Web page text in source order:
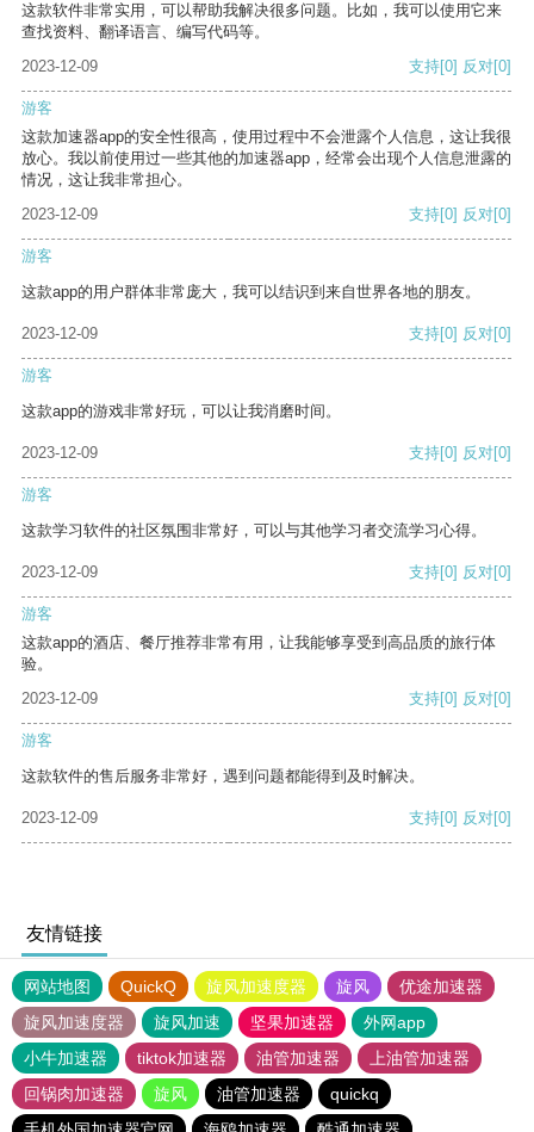
这款软件非常实用，可以帮助我解决很多问题。比如，我可以使用它来
查找资料、翻译语言、编写代码等。
2023-12-09
支持[0] 反对[0]
游客
这款加速器app的安全性很高，使用过程中不会泄露个人信息，这让我很
放心。我以前使用过一些其他的加速器app，经常会出现个人信息泄露的
情况，这让我非常担心。
2023-12-09
支持[0] 反对[0]
游客
这款app的用户群体非常庞大，我可以结识到来自世界各地的朋友。
2023-12-09 支持[0] 反对[0]
游客
这款app的游戏非常好玩，可以让我消磨时间。
2023-12-09 支持[0] 反对[0]
游客
这款学习软件的社区氛围非常好，可以与其他学习者交流学习心得。
2023-12-09 支持[0] 反对[0]
游客
这款app的酒店、餐厅推荐非常有用，让我能够享受到高品质的旅行体
验。
2023-12-09
支持[0] 反对[0]
游客
这款软件的售后服务非常好，遇到问题都能得到及时解决。
2023-12-09 支持[0] 反对[0]
友情链接
网站地图 QuickQ 旋风加速度器 旋风
优途加速器
旋风加速度器
旋风加速 坚果加速器
外网app
小牛加速器
tiktok加速器 油管加速器
上油管加速器
回锅肉加速器
旋风 油管加速器
quickq